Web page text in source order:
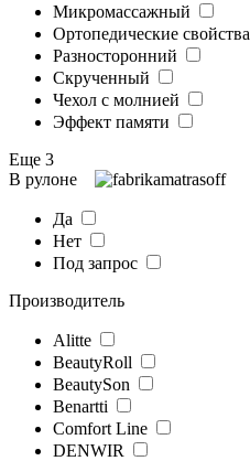
Микромассажный
Ортопедические свойства
Разносторонний
Скрученный
Чехол с молнией
Эффект памяти
Еще 3
В рулоне
Да
Нет
Под запрос
Производитель
Alitte
BeautyRoll
BeautySon
Benartti
Comfort Line
DENWIR